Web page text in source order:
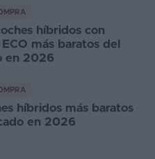
híbridos con
más baratos del
en 2026
híbridos más baratos
en 2026